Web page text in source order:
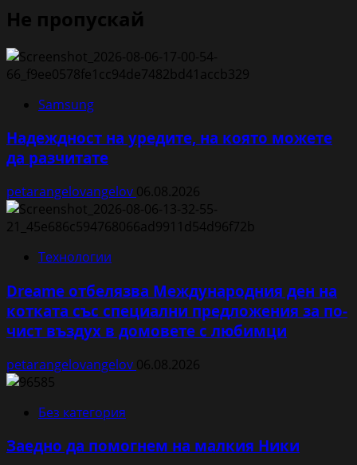
Не пропускай
Samsung
Надеждност на уредите, на която можете
да разчитате
petarangelovangelov 06.08.2026
Технологии
Dreame отбелязва Международния ден на
котката със специални предложения за по-
чист въздух в домовете с любимци
petarangelovangelov 06.08.2026
Без категория
Заедно да помогнем на малкия Ники